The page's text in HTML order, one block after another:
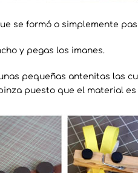
se formó o simplemente
y pegas los imanes.
pequeñas antenitas las
puesto que el material